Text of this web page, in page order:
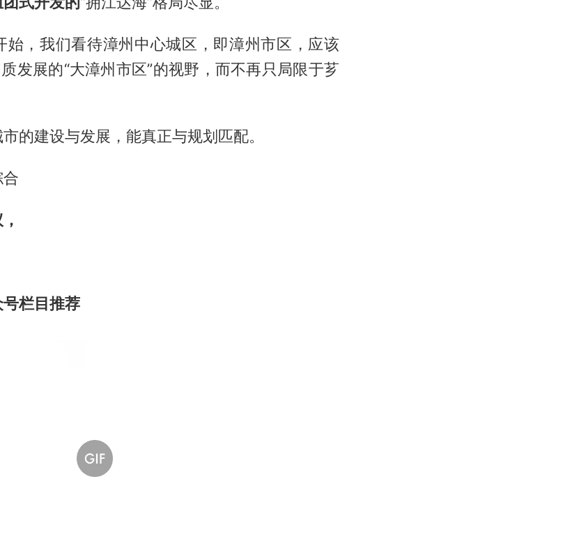
始，我们看待漳州中心城区，即漳州市区，应该
发展的“大漳州市区”的视野，而不再只局限于芗
的建设与发展，能真正与规划匹配。
号栏目推荐